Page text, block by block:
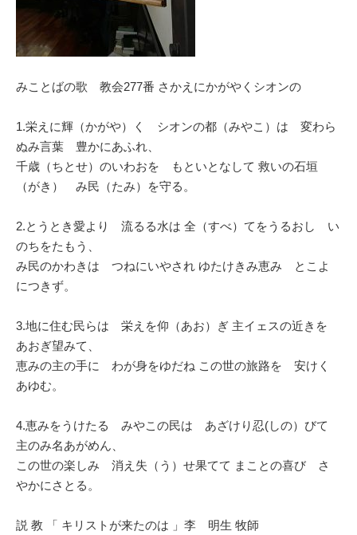
みことばの歌 教会277番 さかえにかがやくシオンの
1.栄えに輝（かがや）く シオンの都（みやこ）は 変わら
ぬみ言葉 豊かにあふれ、
千歳（ちとせ）のいわおを もといとなして 救いの石垣
（がき） み民（たみ）を守る。
2.とうとき愛より 流るる水は 全（すべ）てをうるおし い
のちをたもう、
み民のかわきは つねにいやされ ゆたけきみ恵み とこよ
につきず。
3.地に住む民らは 栄えを仰（あお）ぎ 主イェスの近きを
あおぎ望みて、
恵みの主の手に わが身をゆだね この世の旅路を 安けく
あゆむ。
4.恵みをうけたる みやこの民は あざけり忍(しの）びて
主のみ名あがめん、
この世の楽しみ 消え失（う）せ果てて まことの喜び さ
やかにさとる。
説 教 「 キリストが来たのは 」李 明生 牧師